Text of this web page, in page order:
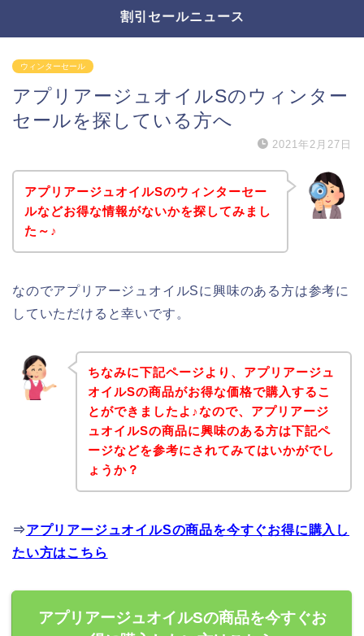
割引セールニュース
ウィンターセール
アプリアージュオイルSのウィンター
セールを探している方へ
2021年2月27日
アプリアージュオイルSのウィンターセー
ルなどお得な情報がないかを探してみまし
た～♪
なのでアプリアージュオイルSに興味のある方は参考に
していただけると幸いです。
ちなみに下記ページより、アプリアージュ
オイルSの商品がお得な価格で購入するこ
とができましたよ♪なので、アプリアージ
ュオイルSの商品に興味のある方は下記ペ
ージなどを参考にされてみてはいかがでし
ょうか？
⇒アプリアージュオイルSの商品を今すぐお得に購入し
たい方はこちら
アプリアージュオイルSの商品を今すぐお